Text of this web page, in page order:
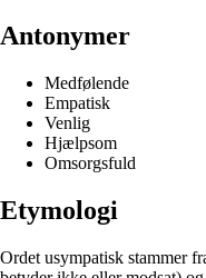
Antonymer
Medfølende
Empatisk
Venlig
Hjælpsom
Omsorgsfuld
Etymologi
Ordet usympatisk stammer